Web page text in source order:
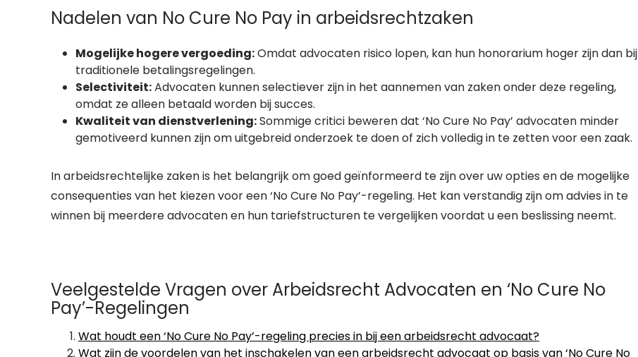
Nadelen van No Cure No Pay in arbeidsrechtzaken
Mogelijke hogere vergoeding:Omdat advocaten risico lopen, kan hun honorarium hoger zijn dan bij
traditionele betalingsregelingen.
Selectiviteit:Advocaten kunnen selectiever zijn in het aannemen van zaken onder deze regeling,
omdat ze alleen betaald worden bij succes.
Kwaliteit van dienstverlening:Sommige critici beweren dat ‘No Cure No Pay’ advocaten minder
gemotiveerd kunnen zijn om uitgebreid onderzoek te doen of zich volledig in te zetten voor een zaak.
In arbeidsrechtelijke zaken is het belangrijk om goed geïnformeerd te zijn over uw opties en de mogelijke
consequenties van het kiezen voor een ‘No Cure No Pay’-regeling. Het kan verstandig zijn om advies in te
winnen bij meerdere advocaten en hun tariefstructuren te vergelijken voordat u een beslissing neemt.
Veelgestelde Vragen over Arbeidsrecht Advocaten en ‘No Cure No
Pay’-Regelingen
Wat houdt een ‘No Cure No Pay’-regeling precies in bij een arbeidsrecht advocaat?
Wat zijn de voordelen van het inschakelen van een arbeidsrecht advocaat op basis van ‘No Cure No